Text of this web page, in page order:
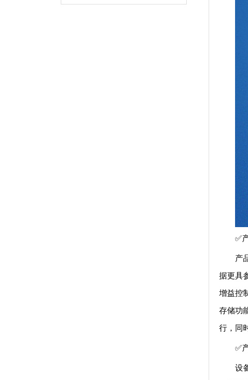
✅️
产
据更具
增益控
存储功
行，同
✅️
设